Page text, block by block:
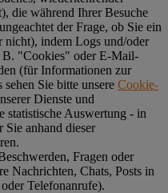
die während Ihrer Besuche
der Frage, ob Sie ein
nicht), indem Logs und/oder
"Cookies" oder E-Mail-
(für Informationen zur
Sie bitte unsere Cookie-
Dienste und
statistische Auswertung - in
Sie anhand dieser
Fragen oder
Nachrichten, Chats, Posts in
Telefonanrufe).